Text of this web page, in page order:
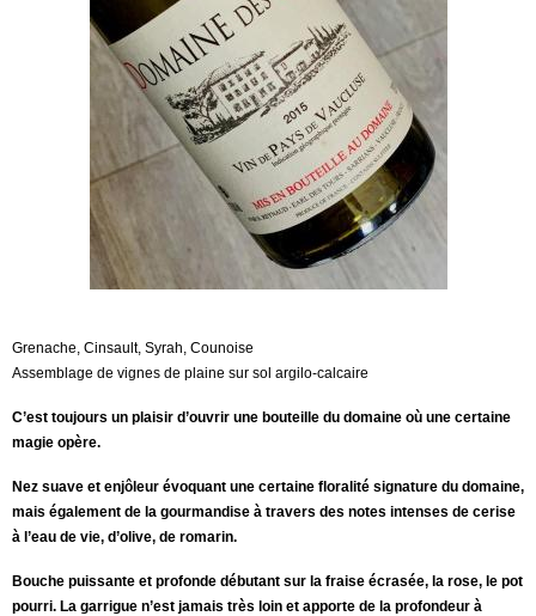
Grenache, Cinsault, Syrah, Counoise
Assemblage de vignes de plaine sur sol argilo-calcaire
C’est toujours un plaisir d’ouvrir une bouteille du domaine où une certaine
magie opère.
Nez suave et enjôleur évoquant une certaine floralité signature du domaine,
mais également de la gourmandise à travers des notes intenses de cerise
à l’eau de vie, d’olive, de romarin.
Bouche puissante et profonde débutant sur la fraise écrasée, la rose, le pot
pourri. La garrigue n’est jamais très loin et apporte de la profondeur à